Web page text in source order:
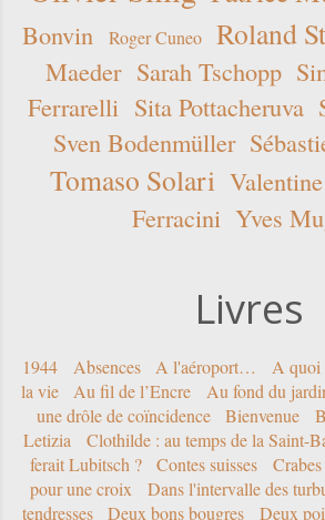
Bonvin
Roger Cuneo Roland
Maeder Sarah Tschopp
Ferrarelli Sita Pottacheruva
Sven Bodenmüller
Tomaso Solari
Ferracini Yves
Livres
1944 Absences A l'aéroport… A quoi
la vie
Au fil de l’Encre Au fond du
une drôle de coïncidence
Bienvenue
Letizia
Clothilde : au temps de la Saint-
ferait Lubitsch ?
Contes suisses
pour une croix
Dans l'intervalle des
tendresses
Deux bons bougres Deux